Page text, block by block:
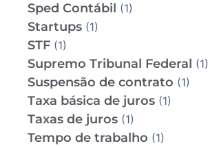
Sped Contábil (1)
Startups (1)
STF (1)
Supremo Tribunal Federal (1)
Suspensão de contrato (1)
Taxa básica de juros (1)
Taxas de juros (1)
Tempo de trabalho (1)